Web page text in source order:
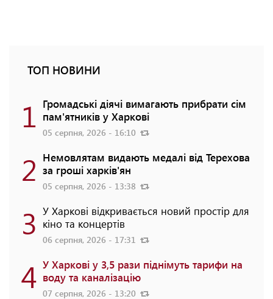
ТОП НОВИНИ
1 Громадські діячі вимагають прибрати сім
пам'ятників у Харкові
05 серпня, 2026 - 16:10
2 Немовлятам видають медалі від Терехова
за гроші харків'ян
05 серпня, 2026 - 13:38
3 У Харкові відкривається новий простір для
кіно та концертів
06 серпня, 2026 - 17:31
4 У Харкові у 3,5 рази піднімуть тарифи на
воду та каналізацію
07 серпня, 2026 - 13:20